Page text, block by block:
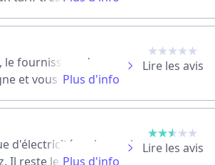
de nombreuses
!
fournisseur de gaz
et vous conseille
souscrit en toute
Plus d'info
Lire les avis
d'électricité mais aussi
Il reste le premier
Plus d'info
Lire les avis